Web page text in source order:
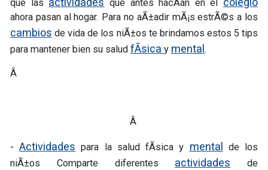
que las
que antes hacÃ­an en el
ahora pasan al hogar. Para no aÃ±adir mÃ¡s estrÃ©s a los
cambios de vida de los niÃ±os te brindamos estos 5 tips
para mantener bien su salud fÃ­sica y mental.
Â
Â
- Actividades para la salud fÃ­sica y mental
de los
niÃ±os Comparte diferentes actividades de